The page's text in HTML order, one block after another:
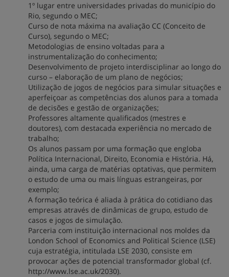
1º lugar entre universidades privadas do município do
Rio, segundo o MEC;
Curso de nota máxima na avaliação CC (Conceito de
Curso), segundo o MEC;
Metodologias de ensino voltadas para a
instrumentalização do conhecimento;
Desenvolvimento de projeto interdisciplinar ao longo do
curso – elaboração de um plano de negócios;
Utilização de jogos de negócios para simular situações e
aperfeiçoar as competências dos alunos para a tomada
de decisões e gestão de organizações;
Professores altamente qualificados (mestres e
doutores), com destacada experiência no mercado de
trabalho;
Os alunos passam por uma formação que engloba
Política Internacional, Direito, Economia e História. Há,
ainda, uma carga de matérias optativas, que permitem
o estudo de uma ou mais línguas estrangeiras, por
exemplo;
A formação teórica é aliada à prática do cotidiano das
empresas através de dinâmicas de grupo, estudo de
casos e jogos de simulação.
Parceria com instituição internacional nos moldes da
London School of Economics and Political Science (LSE)
cuja estratégia, intitulada LSE 2030, consiste em
provocar ações de potencial transformador global (cf.
http://www.lse.ac.uk/2030).